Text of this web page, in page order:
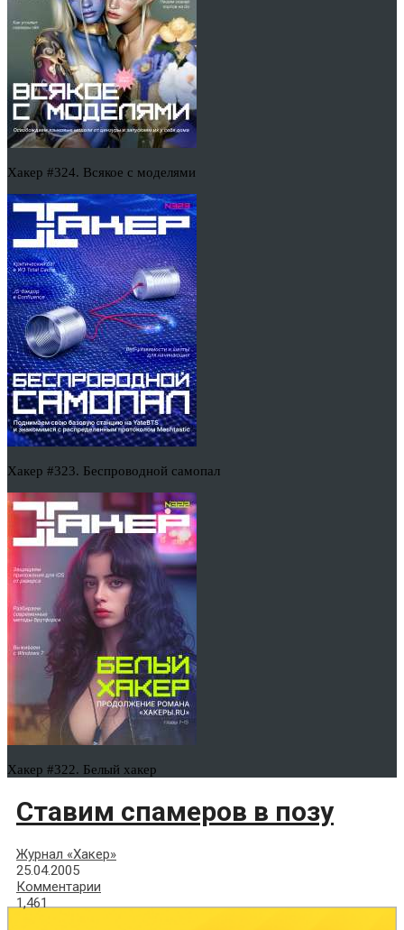
Хакер #324. Всякое с моделями
Хакер #323. Беспроводной самопал
Хакер #322. Белый хакер
Ставим спамеров в позу
Журнал «Хакер»
25.04.2005
Комментарии
1,461